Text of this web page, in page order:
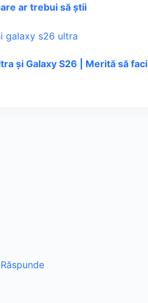
ar trebui să știi
și Galaxy S26 | Merită să
Răspunde